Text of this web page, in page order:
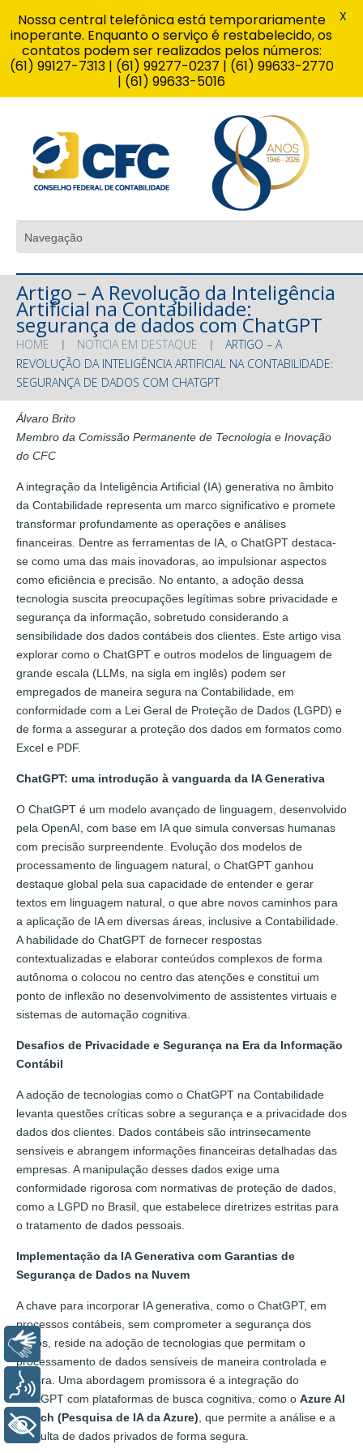
Artigo – A Revolução da Inteligência
Artificial na Contabilidade:
segurança de dados com ChatGPT
HOME NOTICIA EM DESTAQUE
ARTIGO – A
REVOLUÇÃO DA INTELIGÊNCIA ARTIFICIAL NA CONTABILIDADE:
SEGURANÇA DE DADOS COM CHATGPT
Álvaro Brito
Membro da Comissão Permanente de Tecnologia e Inovação
do CFC
A integração da Inteligência Artificial (IA) generativa no âmbito
da Contabilidade representa um marco significativo e promete
transformar profundamente as operações e análises
financeiras. Dentre as ferramentas de IA, o ChatGPT destaca-
se como uma das mais inovadoras, ao impulsionar aspectos
como eficiência e precisão. No entanto, a adoção dessa
tecnologia suscita preocupações legítimas sobre privacidade e
segurança da informação, sobretudo considerando a
sensibilidade dos dados contábeis dos clientes. Este artigo visa
explorar como o ChatGPT e outros modelos de linguagem de
grande escala (LLMs, na sigla em inglês) podem ser
empregados de maneira segura na Contabilidade, em
conformidade com a Lei Geral de Proteção de Dados (LGPD) e
de forma a assegurar a proteção dos dados em formatos como
Excel e PDF.
ChatGPT: uma introdução à vanguarda da IA Generativa
O ChatGPT é um modelo avançado de linguagem, desenvolvido
pela OpenAI, com base em IA que simula conversas humanas
com precisão surpreendente. Evolução dos modelos de
processamento de linguagem natural, o ChatGPT ganhou
destaque global pela sua capacidade de entender e gerar
textos em linguagem natural, o que abre novos caminhos para
a aplicação de IA em diversas áreas, inclusive a Contabilidade.
A habilidade do ChatGPT de fornecer respostas
contextualizadas e elaborar conteúdos complexos de forma
autônoma o colocou no centro das atenções e constitui um
ponto de inflexão no desenvolvimento de assistentes virtuais e
sistemas de automação cognitiva.
Desafios de Privacidade e Segurança na Era da Informação
Contábil
A adoção de tecnologias como o ChatGPT na Contabilidade
levanta questões críticas sobre a segurança e a privacidade dos
dados dos clientes. Dados contábeis são intrinsecamente
sensíveis e abrangem informações financeiras detalhadas das
empresas. A manipulação desses dados exige uma
conformidade rigorosa com normativas de proteção de dados,
como a LGPD no Brasil, que estabelece diretrizes estritas para
o tratamento de dados pessoais.
Implementação da IA Generativa com Garantias de
Segurança de Dados na Nuvem
A chave para incorporar IA generativa, como o ChatGPT, em
processos contábeis, sem comprometer a segurança dos
dados, reside na adoção de tecnologias que permitam o
processamento de dados sensíveis de maneira controlada e
segura. Uma abordagem promissora é a integração do
ChatGPT com plataformas de busca cognitiva, como o Azure AI
Search (Pesquisa de IA da Azure) , que permite a análise e a
consulta de dados privados de forma segura.
Nossa central telefônica está temporariamente
inoperante. Enquanto o serviço é restabelecido, os
contatos podem ser realizados pelos números:
(61) 99127-7313 | (61) 99277-0237 | (61) 99633-2770
| (61) 99633-5016
X
Libras
Voz
+ Acessibilidade